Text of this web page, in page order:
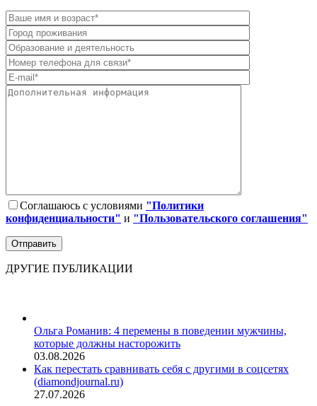
Соглашаюсь с условиями "Политики
конфиденциальности" и "Пользовательского соглашения"
ДРУГИЕ ПУБЛИКАЦИИ
Ольга Романив: 4 перемены в поведении мужчины,
которые должны насторожить
03.08.2026
Как перестать сравнивать себя с другими в соцсетях
(diamondjournal.ru)
27.07.2026